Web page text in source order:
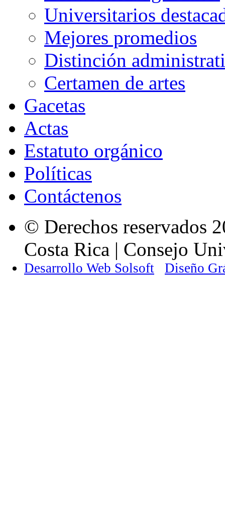
Universitarios
Mejores promedios
Distinción
Certamen de artes
Gacetas
Actas
Estatuto orgánico
Políticas
Contáctenos
© Derechos reservados
Costa Rica | Consejo
Desarrollo Web Solsoft Diseño